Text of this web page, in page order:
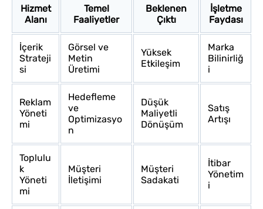
Hizmet
Alanı
Temel
Faaliyetler
Beklenen
Çıktı
İşletme
Faydası
İçerik
Strateji
si
Görsel ve
Metin
Üretimi
Yüksek
Etkileşim
Marka
Bilinirliğ
i
Reklam
Yöneti
mi
Hedefleme
ve
Optimizasyo
n
Düşük
Maliyetli
Dönüşüm
Satış
Artışı
Toplulu
k
Yöneti
mi
Müşteri
İletişimi
Müşteri
Sadakati
İtibar
Yönetim
i